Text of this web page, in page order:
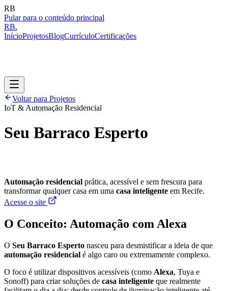
RB
Pular para o conteúdo principal
RB.
InícioProjetosBlogCurrículoCertificações
Voltar para Projetos
IoT & Automação Residencial
Seu Barraco Esperto
Automação residencial prática, acessível e sem frescura para
transformar qualquer casa em uma casa inteligente em Recife.
Acesse o site
O Conceito: Automação com Alexa
O Seu Barraco Esperto nasceu para desmistificar a ideia de que
automação residencial é algo caro ou extremamente complexo.
O foco é utilizar dispositivos acessíveis (como Alexa, Tuya e
Sonoff) para criar soluções de casa inteligente que realmente